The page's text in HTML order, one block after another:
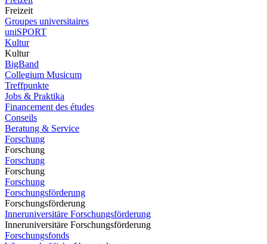
Freizeit
Groupes universitaires
uniSPORT
Kultur
Kultur
BigBand
Collegium Musicum
Treffpunkte
Jobs & Praktika
Financement des études
Conseils
Beratung & Service
Forschung
Forschung
Forschung
Forschung
Forschung
Forschungsförderung
Forschungsförderung
Inneruniversitäre Forschungsförderung
Inneruniversitäre Forschungsförderung
Forschungsfonds